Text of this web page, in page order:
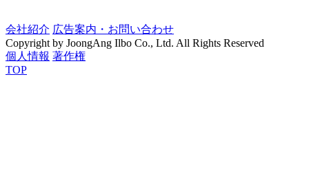
会社紹介 広告案内・お問い合わせ
Copyright by JoongAng Ilbo Co., Ltd. All Rights Reserved
個人情報 著作権
TOP